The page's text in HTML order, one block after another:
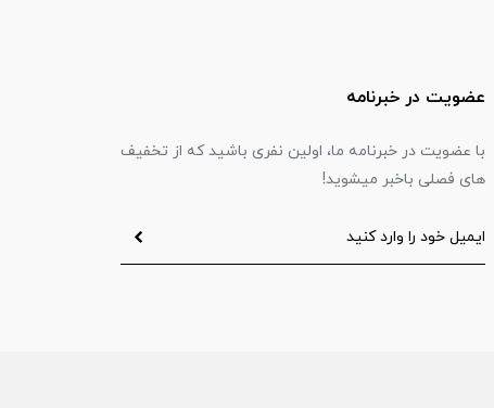
عضویت در خبرنامه
با عضویت در خبرنامه ما، اولین نفری باشید که از تخفیف
های فصلی باخبر میشوید!